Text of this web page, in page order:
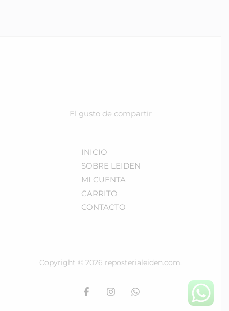
El gusto de compartir
INICIO
SOBRE LEIDEN
MI CUENTA
CARRITO
CONTACTO
Copyright © 2026 reposterialeiden.com.